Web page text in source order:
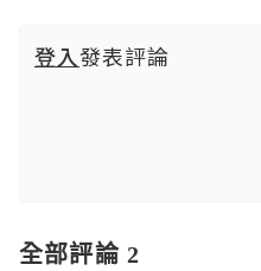
登入發表評論
全部評論 2